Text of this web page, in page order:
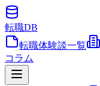
転職DB
転職体験談一覧
コラム